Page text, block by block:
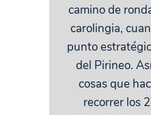
camino de
carolingia,
punto
del Pirineo.
cosas que
recorrer los